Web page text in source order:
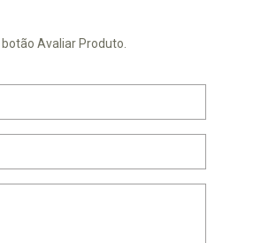
Avaliar Produto.